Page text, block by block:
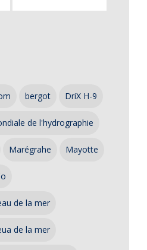
bergot DriX H-9
de l'hydrographie
Marégrahe Mayotte
de la mer
de la mer